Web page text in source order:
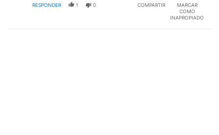
RESPONDER 1 0 COMPARTIR
MARCAR
COMO
INAPROPIADO